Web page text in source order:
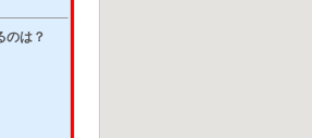
のは？